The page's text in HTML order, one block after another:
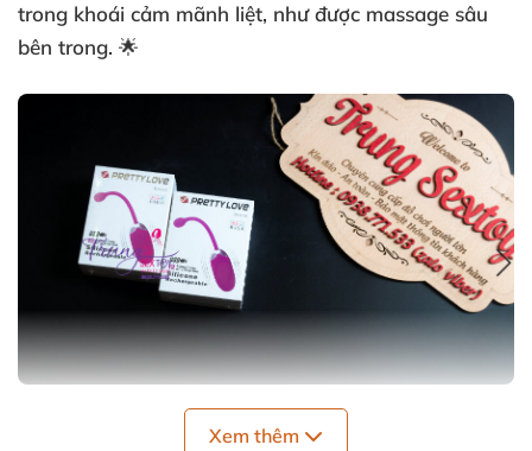
trong khoái cảm mãnh liệt, như được massage sâu
bên trong. 🌟
Xem thêm